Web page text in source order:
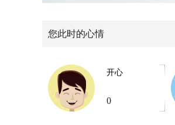
您此时的心情
开心
0